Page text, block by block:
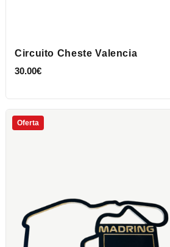
Circuito Cheste Valencia
30.00€
Oferta